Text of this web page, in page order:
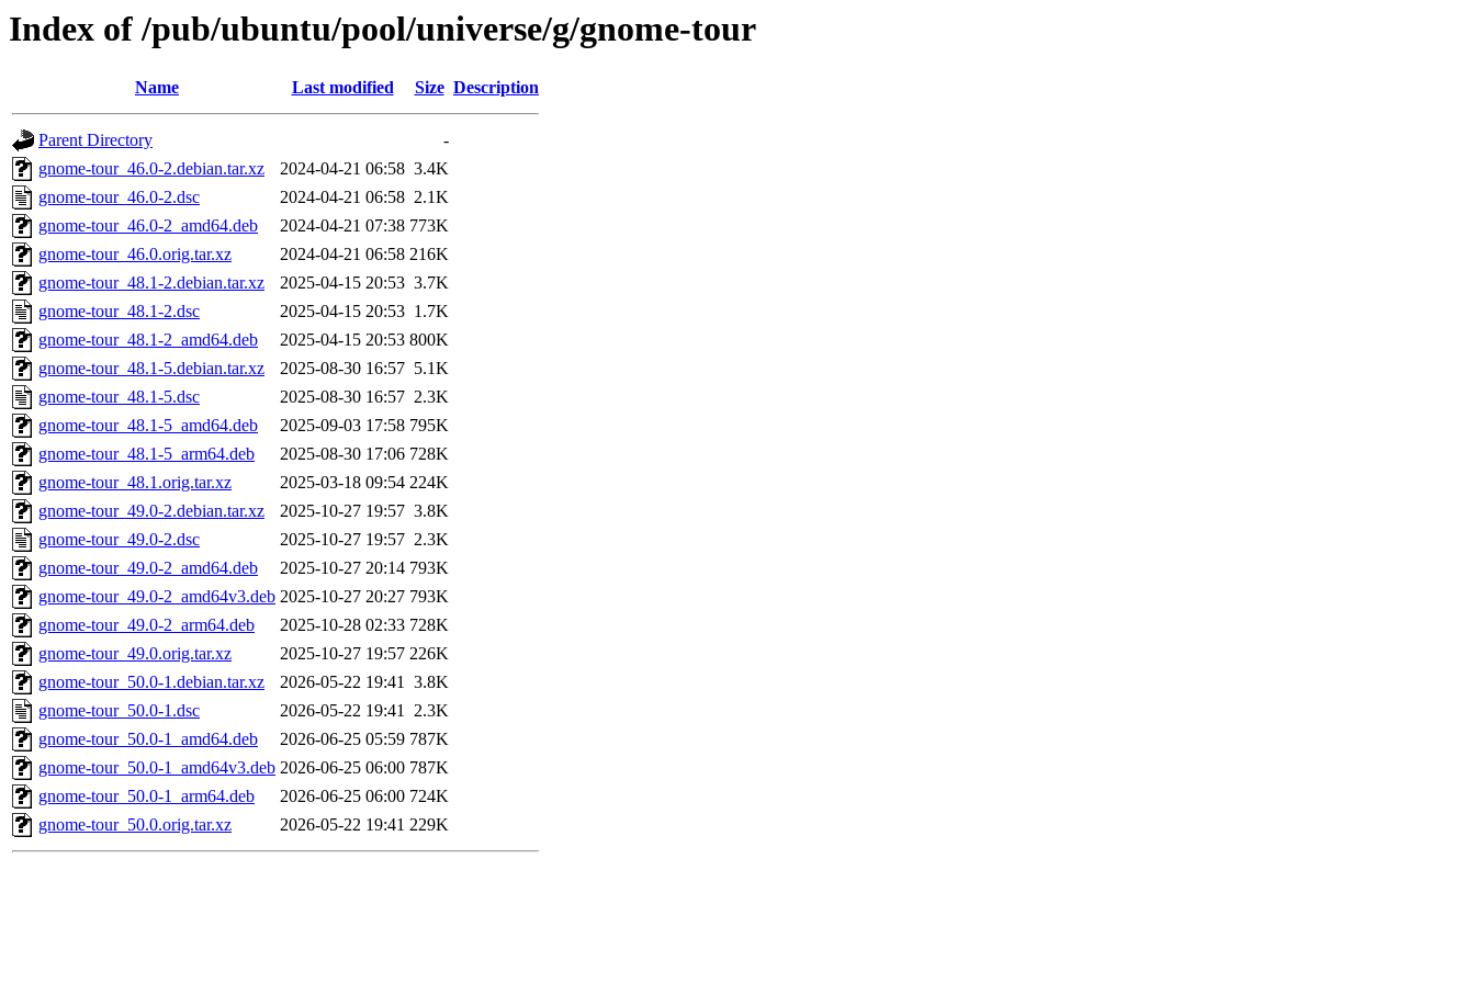
Index of /pub/ubuntu/pool/universe/g/gnome-tour
Name Last modified Size Description
Parent Directory
-
gnome-tour_46.0-2.debian.tar.xz
2024-04-21 06:58 3.4K
gnome-tour_46.0-2.dsc
2024-04-21 06:58 2.1K
gnome-tour_46.0-2_amd64.deb
2024-04-21 07:38 773K
gnome-tour_46.0.orig.tar.xz
2024-04-21 06:58 216K
gnome-tour_48.1-2.debian.tar.xz
2025-04-15 20:53 3.7K
gnome-tour_48.1-2.dsc
2025-04-15 20:53 1.7K
gnome-tour_48.1-2_amd64.deb
2025-04-15 20:53 800K
gnome-tour_48.1-5.debian.tar.xz
2025-08-30 16:57 5.1K
gnome-tour_48.1-5.dsc
2025-08-30 16:57 2.3K
gnome-tour_48.1-5_amd64.deb
2025-09-03 17:58 795K
gnome-tour_48.1-5_arm64.deb
2025-08-30 17:06 728K
gnome-tour_48.1.orig.tar.xz
2025-03-18 09:54 224K
gnome-tour_49.0-2.debian.tar.xz
2025-10-27 19:57 3.8K
gnome-tour_49.0-2.dsc
2025-10-27 19:57 2.3K
gnome-tour_49.0-2_amd64.deb
2025-10-27 20:14 793K
gnome-tour_49.0-2_amd64v3.deb 2025-10-27 20:27 793K
gnome-tour_49.0-2_arm64.deb
2025-10-28 02:33 728K
gnome-tour_49.0.orig.tar.xz
2025-10-27 19:57 226K
gnome-tour_50.0-1.debian.tar.xz
2026-05-22 19:41 3.8K
gnome-tour_50.0-1.dsc
2026-05-22 19:41 2.3K
gnome-tour_50.0-1_amd64.deb
2026-06-25 05:59 787K
gnome-tour_50.0-1_amd64v3.deb 2026-06-25 06:00 787K
gnome-tour_50.0-1_arm64.deb
2026-06-25 06:00 724K
gnome-tour_50.0.orig.tar.xz
2026-05-22 19:41 229K